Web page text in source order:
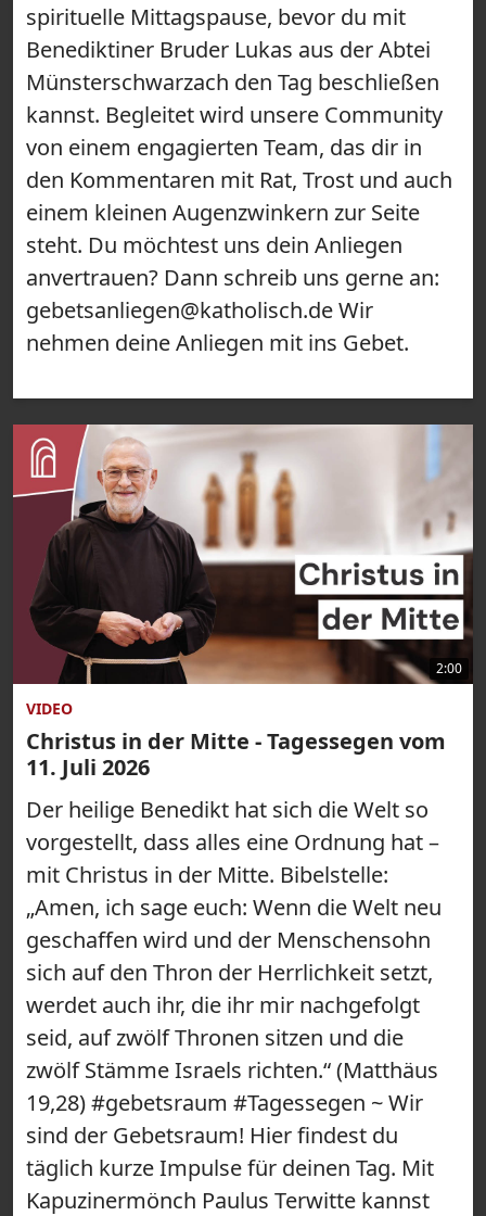
spirituelle Mittagspause, bevor du mit
Benediktiner Bruder Lukas aus der Abtei
Münsterschwarzach den Tag beschließen
kannst. Begleitet wird unsere Community
von einem engagierten Team, das dir in
den Kommentaren mit Rat, Trost und auch
einem kleinen Augenzwinkern zur Seite
steht. Du möchtest uns dein Anliegen
anvertrauen? Dann schreib uns gerne an:
gebetsanliegen@katholisch.de Wir
nehmen deine Anliegen mit ins Gebet.
2:00
VIDEO
Christus in der Mitte - Tagessegen vom
11. Juli 2026
Der heilige Benedikt hat sich die Welt so
vorgestellt, dass alles eine Ordnung hat –
mit Christus in der Mitte. Bibelstelle:
„Amen, ich sage euch: Wenn die Welt neu
geschaffen wird und der Menschensohn
sich auf den Thron der Herrlichkeit setzt,
werdet auch ihr, die ihr mir nachgefolgt
seid, auf zwölf Thronen sitzen und die
zwölf Stämme Israels richten.“ (Matthäus
19,28) #gebetsraum #Tagessegen ~ Wir
sind der Gebetsraum! Hier findest du
täglich kurze Impulse für deinen Tag. Mit
Kapuzinermönch Paulus Terwitte kannst